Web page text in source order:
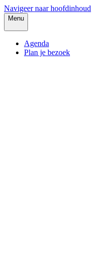
Navigeer naar hoofdinhoud
Menu
Agenda
Plan je bezoek